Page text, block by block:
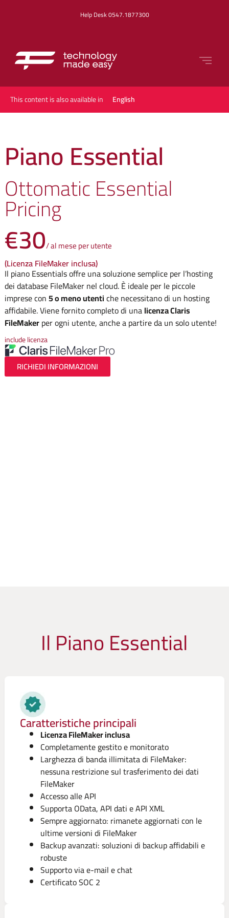
Help Desk 0547.1877300
This content is also available in English
Piano Essential
Ottomatic Essential
Pricing
€30/ al mese per utente
(Licenza FileMaker inclusa)
Il piano Essentials offre una soluzione semplice per l’hosting
dei database FileMaker nel cloud. È ideale per le piccole
imprese con5 o meno utentiche necessitano di un hosting
affidabile. Viene fornito completo di unalicenza Claris
FileMakerper ogni utente, anche a partire da un solo utente!
include licenza
RICHIEDI INFORMAZIONI
Il Piano Essential
Caratteristiche principali
Licenza FileMaker inclusa
Completamente gestito e monitorato
Larghezza di banda illimitata di FileMaker:
nessuna restrizione sul trasferimento dei dati
FileMaker
Accesso alle API
Supporta OData, API dati e API XML
Sempre aggiornato: rimanete aggiornati con le
ultime versioni di FileMaker
Backup avanzati: soluzioni di backup affidabili e
robuste
Supporto via e-mail e chat
Certificato SOC 2